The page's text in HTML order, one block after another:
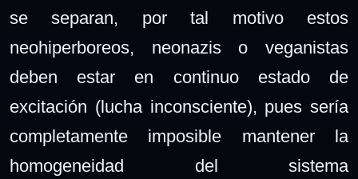
se separan, por tal motivo estos
neohiperboreos, neonazis o veganistas
deben estar en continuo estado de
excitación (lucha inconsciente), pues sería
completamente imposible mantener la
homogeneidad del sistema